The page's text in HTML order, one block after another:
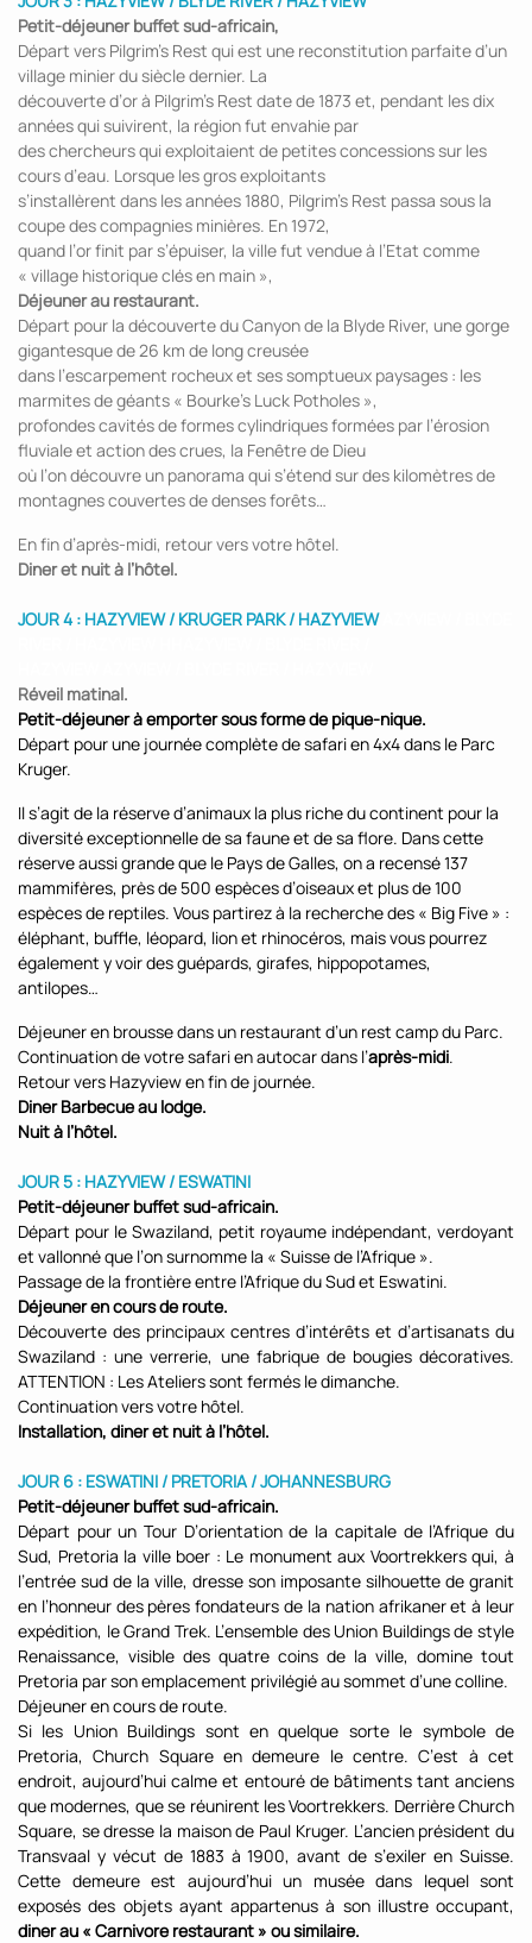
Petit-déjeuner buffet sud-africain,
Départ vers Pilgrim’s Rest qui est une reconstitution parfaite d’un
village minier du siècle dernier. La
découverte d’or à Pilgrim’s Rest date de 1873 et, pendant les dix
années qui suivirent, la région fut envahie par
des chercheurs qui exploitaient de petites concessions sur les
cours d’eau. Lorsque les gros exploitants
s’installèrent dans les années 1880, Pilgrim’s Rest passa sous la
coupe des compagnies minières. En 1972,
quand l’or finit par s’épuiser, la ville fut vendue à l’Etat comme
« village historique clés en main »,
Déjeuner au restaurant.
Départ pour la découverte du Canyon de la Blyde River, une gorge
gigantesque de 26 km de long creusée
dans l’escarpement rocheux et ses somptueux paysages : les
marmites de géants « Bourke’s Luck Potholes »,
profondes cavités de formes cylindriques formées par l’érosion
fluviale et action des crues, la Fenêtre de Dieu
où l’on découvre un panorama qui s’étend sur des kilomètres de
montagnes couvertes de denses forêts…
En fin d’après-midi, retour vers votre hôtel.
Diner et nuit à l’hôtel.
JOUR 4 : HAZYVIEW / KRUGER PARK / HAZYVIEW
Réveil matinal.
Petit-déjeuner à emporter sous forme de pique-nique.
Départ pour une journée complète de safari en 4x4 dans le Parc
Kruger.
Il s’agit de la réserve d’animaux la plus riche du continent pour la
diversité exceptionnelle de sa faune et de sa flore. Dans cette
réserve aussi grande que le Pays de Galles, on a recensé 137
mammifères, près de 500 espèces d’oiseaux et plus de 100
espèces de reptiles. Vous partirez à la recherche des « Big Five » :
éléphant, buffle, léopard, lion et rhinocéros, mais vous pourrez
également y voir des guépards, girafes, hippopotames,
antilopes…
Déjeuner en brousse dans un restaurant d’un rest camp du Parc.
Continuation de votre safari en autocar dans l’après-midi.
Retour vers Hazyview en fin de journée.
Diner Barbecue au lodge.
Nuit à l’hôtel.
JOUR 5 : HAZYVIEW / ESWATINI
Petit-déjeuner buffet sud-africain.
Départ pour le Swaziland, petit royaume indépendant, verdoyant
et vallonné que l’on surnomme la « Suisse de l’Afrique ».
Passage de la frontière entre l’Afrique du Sud et Eswatini.
Déjeuner en cours de route.
Découverte des principaux centres d’intérêts et d’artisanats du
Swaziland : une verrerie, une fabrique de bougies décoratives.
ATTENTION : Les Ateliers sont fermés le dimanche.
Continuation vers votre hôtel.
Installation, diner et nuit à l’hôtel.
JOUR 6 : ESWATINI / PRETORIA / JOHANNESBURG
Petit-déjeuner buffet sud-africain.
Départ pour un Tour D’orientation de la capitale de l’Afrique du
Sud, Pretoria la ville boer : Le monument aux Voortrekkers qui, à
l’entrée sud de la ville, dresse son imposante silhouette de granit
en l’honneur des pères fondateurs de la nation afrikaner et à leur
expédition, le Grand Trek. L’ensemble des Union Buildings de style
Renaissance, visible des quatre coins de la ville, domine tout
Pretoria par son emplacement privilégié au sommet d’une colline.
Déjeuner en cours de route.
Si les Union Buildings sont en quelque sorte le symbole de
Pretoria, Church Square en demeure le centre. C’est à cet
endroit, aujourd’hui calme et entouré de bâtiments tant anciens
que modernes, que se réunirent les Voortrekkers. Derrière Church
Square, se dresse la maison de Paul Kruger. L’ancien président du
Transvaal y vécut de 1883 à 1900, avant de s’exiler en Suisse.
Cette demeure est aujourd’hui un musée dans lequel sont
exposés des objets ayant appartenus à son illustre occupant,
diner au « Carnivore restaurant » ou similaire.